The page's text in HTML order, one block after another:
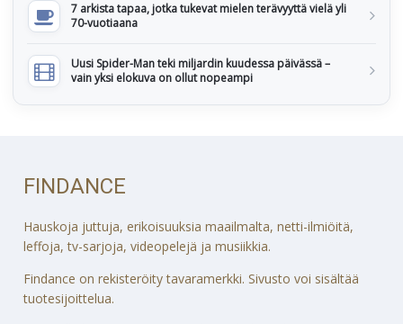
7 arkista tapaa, jotka tukevat mielen terävyyttä vielä yli
70-vuotiaana
Uusi Spider-Man teki miljardin kuudessa päivässä –
vain yksi elokuva on ollut nopeampi
FINDANCE
Hauskoja juttuja, erikoisuuksia maailmalta, netti-ilmiöitä,
leffoja, tv-sarjoja, videopelejä ja musiikkia.
Findance on rekisteröity tavaramerkki. Sivusto voi sisältää
tuotesijoittelua.